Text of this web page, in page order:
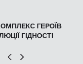
ГЕРОЇВ
ГІДНОСТІ
Попер